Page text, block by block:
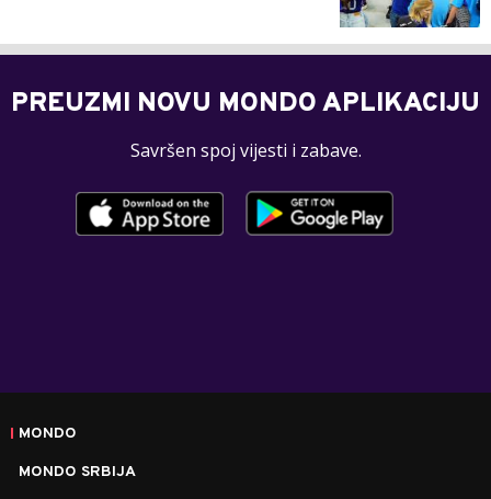
PREUZMI NOVU MONDO APLIKACIJU
Savršen spoj vijesti i zabave.
MONDO
MONDO SRBIJA